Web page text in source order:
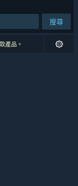
搜尋
產品。